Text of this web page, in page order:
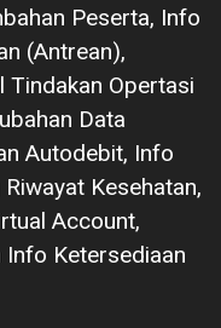
Peserta, Info
(Antrean),
Tindakan Opertasi
Data
Autodebit, Info
Kesehatan,
Account,
Ketersediaan